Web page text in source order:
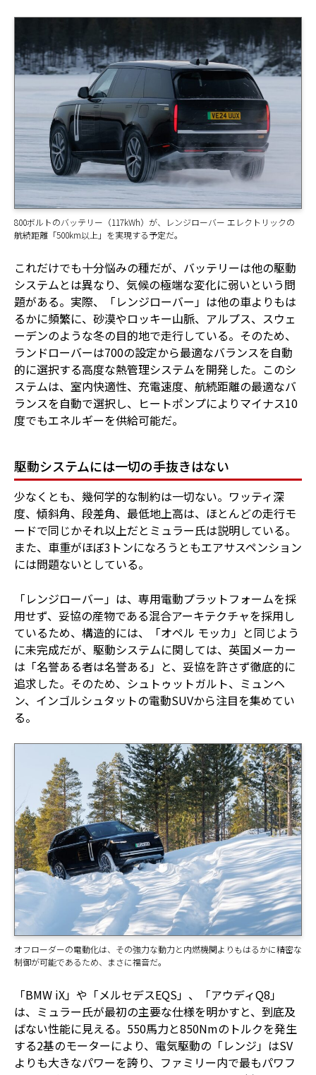
800ボルトのバッテリー（117kWh）が、レンジローバー エレクトリックの
航続距離「500km以上」を実現する予定だ。
これだけでも十分悩みの種だが、バッテリーは他の駆動
システムとは異なり、気候の極端な変化に弱いという問
題がある。実際、「レンジローバー」は他の車よりもは
るかに頻繁に、砂漠やロッキー山脈、アルプス、スウェ
ーデンのような冬の目的地で走行している。そのため、
ランドローバーは700の設定から最適なバランスを自動
的に選択する高度な熱管理システムを開発した。このシ
ステムは、室内快適性、充電速度、航続距離の最適なバ
ランスを自動で選択し、ヒートポンプによりマイナス10
度でもエネルギーを供給可能だ。
駆動システムには一切の手抜きはない
少なくとも、幾何学的な制約は一切ない。ワッティ深
度、傾斜角、段差角、最低地上高は、ほとんどの走行モ
ードで同じかそれ以上だとミュラー氏は説明している。
また、車重がほぼ3トンになろうともエアサスペンション
には問題ないとしている。
「レンジローバー」は、専用電動プラットフォームを採
用せず、妥協の産物である混合アーキテクチャを採用し
ているため、構造的には、「オペル モッカ」と同じよう
に未完成だが、駆動システムに関しては、英国メーカー
は「名誉ある者は名誉ある」と、妥協を許さず徹底的に
追求した。そのため、シュトゥットガルト、ミュンヘ
ン、インゴルシュタットの電動SUVから注目を集めてい
る。
オフローダーの電動化は、その強力な動力と内燃機関よりもはるかに精密な
制御が可能であるため、まさに福音だ。
「BMW iX」や「メルセデスEQS」、「アウディQ8」
は、ミュラー氏が最初の主要な仕様を明かすと、到底及
ばない性能に見える。550馬力と850Nmのトルクを発生
する2基のモーターにより、電気駆動の「レンジ」はSV
よりも大きなパワーを誇り、ファミリー内で最もパワフ